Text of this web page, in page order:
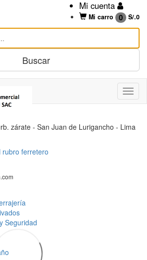
Mi cuenta
Mi carro 0 S/.0
zárate - San Juan de Lurigancho - Lima
rubro ferretero
Seguridad